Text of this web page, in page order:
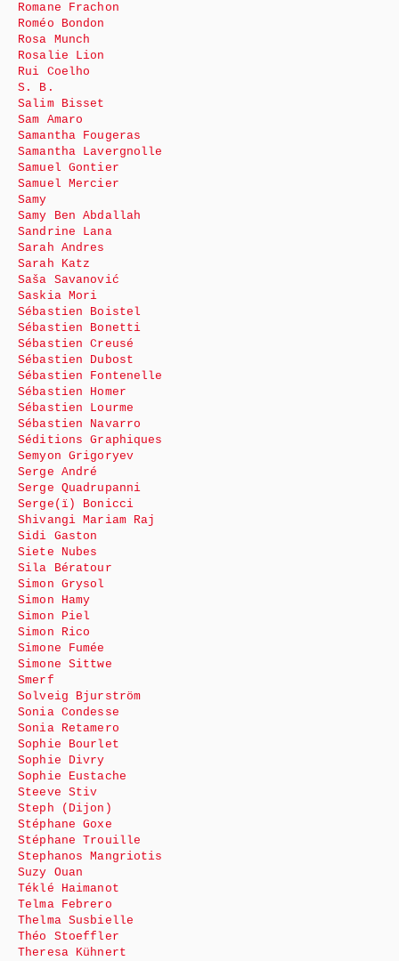
Romane Frachon
Roméo Bondon
Rosa Munch
Rosalie Lion
Rui Coelho
S. B.
Salim Bisset
Sam Amaro
Samantha Fougeras
Samantha Lavergnolle
Samuel Gontier
Samuel Mercier
Samy
Samy Ben Abdallah
Sandrine Lana
Sarah Andres
Sarah Katz
Saša Savanović
Saskia Mori
Sébastien Boistel
Sébastien Bonetti
Sébastien Creusé
Sébastien Dubost
Sébastien Fontenelle
Sébastien Homer
Sébastien Lourme
Sébastien Navarro
Séditions Graphiques
Semyon Grigoryev
Serge André
Serge Quadrupanni
Serge(ï) Bonicci
Shivangi Mariam Raj
Sidi Gaston
Siete Nubes
Sila Bératour
Simon Grysol
Simon Hamy
Simon Piel
Simon Rico
Simone Fumée
Simone Sittwe
Smerf
Solveig Bjurström
Sonia Condesse
Sonia Retamero
Sophie Bourlet
Sophie Divry
Sophie Eustache
Steeve Stiv
Steph (Dijon)
Stéphane Goxe
Stéphane Trouille
Stephanos Mangriotis
Suzy Ouan
Téklé Haimanot
Telma Febrero
Thelma Susbielle
Théo Stoeffler
Theresa Kühnert